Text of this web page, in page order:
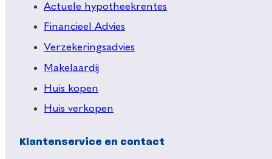
Actuele hypotheekrentes
Financieel Advies
Verzekeringsadvies
Makelaardij
Huis kopen
Huis verkopen
Klantenservice en contact